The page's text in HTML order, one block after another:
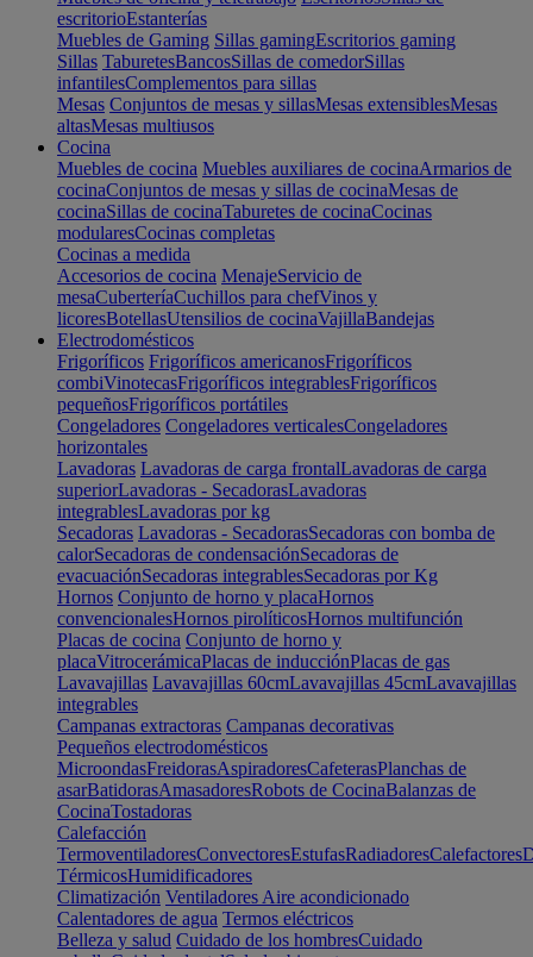
escritorioEstanterías
Muebles de Gaming Sillas gamingEscritorios gaming
Sillas TaburetesBancosSillas de comedorSillas
infantilesComplementos para sillas
Mesas Conjuntos de mesas y sillasMesas extensiblesMesas
altasMesas multiusos
Cocina
Muebles de cocina Muebles auxiliares de cocinaArmarios de
cocinaConjuntos de mesas y sillas de cocinaMesas de
cocinaSillas de cocinaTaburetes de cocinaCocinas
modularesCocinas completas
Cocinas a medida
Accesorios de cocina MenajeServicio de
mesaCuberteríaCuchillos para chefVinos y
licoresBotellasUtensilios de cocinaVajillaBandejas
Electrodomésticos
Frigoríficos Frigoríficos americanosFrigoríficos
combiVinotecasFrigoríficos integrablesFrigoríficos
pequeñosFrigoríficos portátiles
Congeladores Congeladores verticalesCongeladores
horizontales
Lavadoras Lavadoras de carga frontalLavadoras de carga
superiorLavadoras - SecadorasLavadoras
integrablesLavadoras por kg
Secadoras Lavadoras - SecadorasSecadoras con bomba de
calorSecadoras de condensaciónSecadoras de
evacuaciónSecadoras integrablesSecadoras por Kg
Hornos Conjunto de horno y placaHornos
convencionalesHornos pirolíticosHornos multifunción
Placas de cocina Conjunto de horno y
placaVitrocerámicaPlacas de inducciónPlacas de gas
Lavavajillas Lavavajillas 60cmLavavajillas 45cmLavavajillas
integrables
Campanas extractoras Campanas decorativas
Pequeños electrodomésticos
MicroondasFreidorasAspiradoresCafeterasPlanchas de
asarBatidorasAmasadoresRobots de CocinaBalanzas de
CocinaTostadoras
Calefacción
TermoventiladoresConvectoresEstufasRadiadoresCalefactores
TérmicosHumidificadores
Climatización Ventiladores Aire acondicionado
Calentadores de agua Termos eléctricos
Belleza y salud Cuidado de los hombresCuidado